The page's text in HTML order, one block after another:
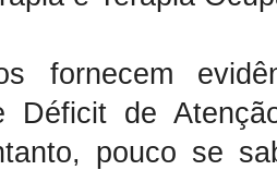
fornecem
Déficit de
pouco se